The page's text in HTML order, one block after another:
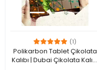
(1)
Polikarbon Tablet Çikolata
Kalıbı | Dubai Çikolata Kalıbı